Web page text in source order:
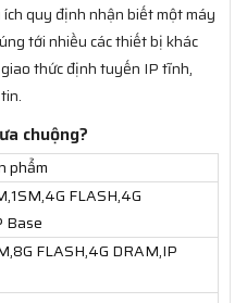
quy định nhận biết một máy
tới nhiều các thiết bị khác
thức định tuyến IP tĩnh,
chuộng?
phẩm
FLASH,4G
Base
FLASH,4G DRAM,IP